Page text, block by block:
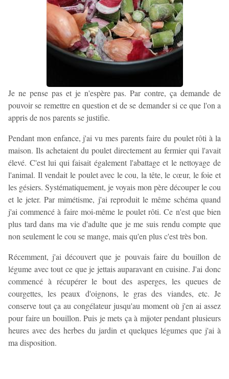
Je ne pense pas et je n'espère pas. Par contre, ça demande de
pouvoir se remettre en question et de se demander si ce que l'on a
appris de nos parents se justifie.
Pendant mon enfance, j'ai vu mes parents faire du poulet rôti à la
maison. Ils achetaient du poulet directement au fermier qui l'avait
élevé. C'est lui qui faisait également l'abattage et le nettoyage de
l'animal. Il vendait le poulet avec le cou, la tête, le cœur, le foie et
les gésiers. Systématiquement, je voyais mon père découper le cou
et le jeter. Par mimétisme, j'ai reproduit le même schéma quand
j'ai commencé à faire moi-même le poulet rôti. Ce n'est que bien
plus tard dans ma vie d'adulte que je me suis rendu compte que
non seulement le cou se mange, mais qu'en plus c'est très bon.
Récemment, j'ai découvert que je pouvais faire du bouillon de
légume avec tout ce que je jettais auparavant en cuisine. J'ai donc
commencé à récupérer le bout des asperges, les queues de
courgettes, les peaux d'oignons, le gras des viandes, etc. Je
conserve tout ça au congélateur jusqu'au moment où j'en ai assez
pour faire un bouillon. Puis je mets ça à mijoter pendant plusieurs
heures avec des herbes du jardin et quelques légumes que j'ai à
ma disposition.